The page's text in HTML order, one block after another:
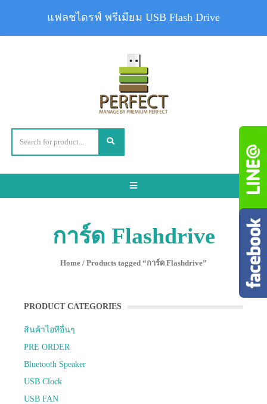
Toggle
การ์ด Flashdrive
Home / Products tagged “การ์ด Flashdrive”
PRODUCT CATEGORIES
สินค้าไอทีอื่นๆ
PRE ORDER
Bluetooth Speaker
USB Clock
USB FAN
แฟลชไดรฟ์ พรีเมียม USB Flash Drive